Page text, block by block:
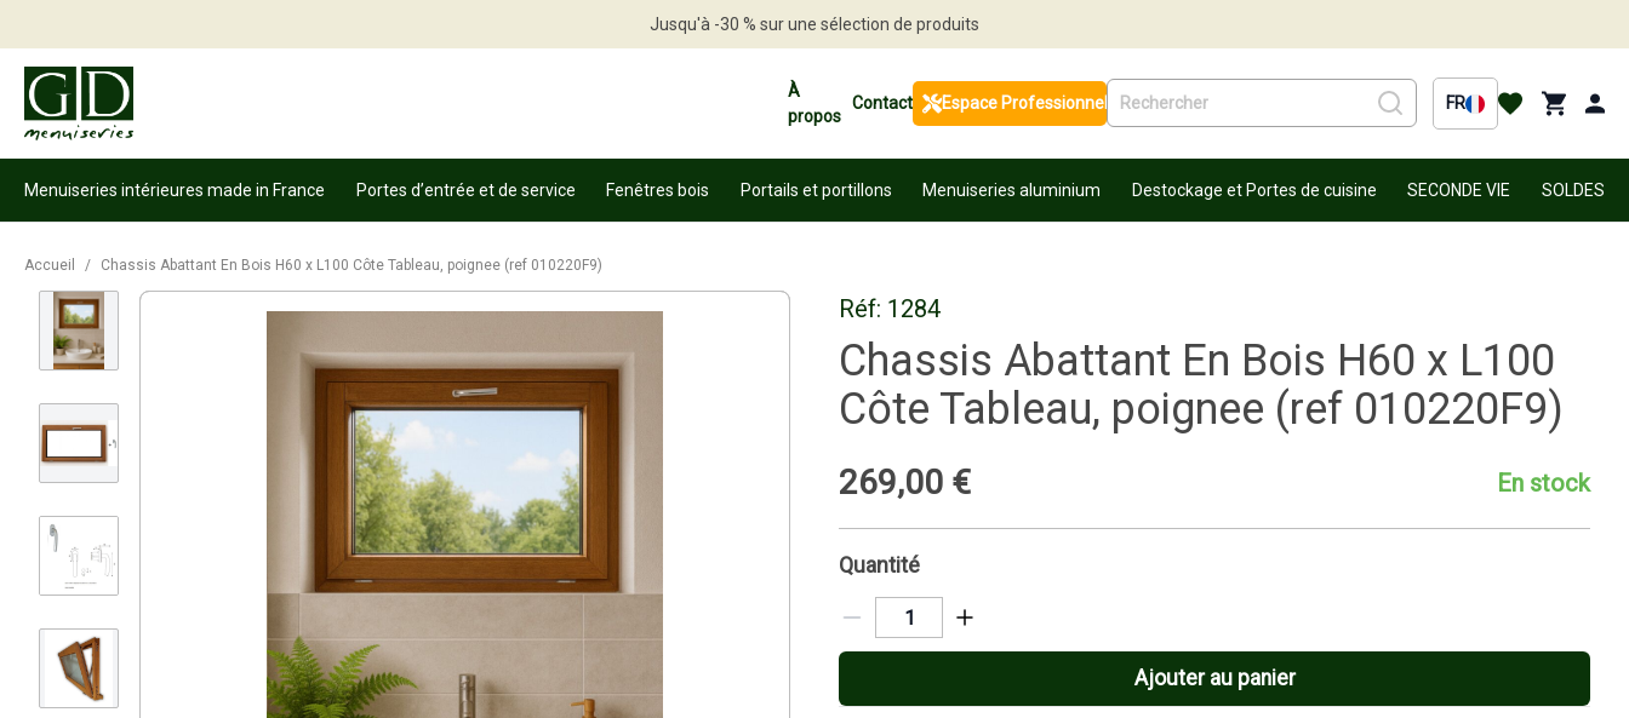
Jusqu'à -30 % sur une sélection de produits
À
propos
Contact Espace Professionnel FR
Menuiseries intérieures made in France Portes d’entrée et de service Fenêtres bois Portails et portillons Menuiseries aluminium Destockage et Portes de cuisine SECONDE VIE SOLDES
Accueil / Chassis Abattant En Bois H60 x L100 Côte Tableau, poignee (ref 010220F9)
Réf: 1284
Chassis Abattant En Bois H60 x L100
Côte Tableau, poignee (ref 010220F9)
269,00 € En stock
Quantité
Ajouter au panier